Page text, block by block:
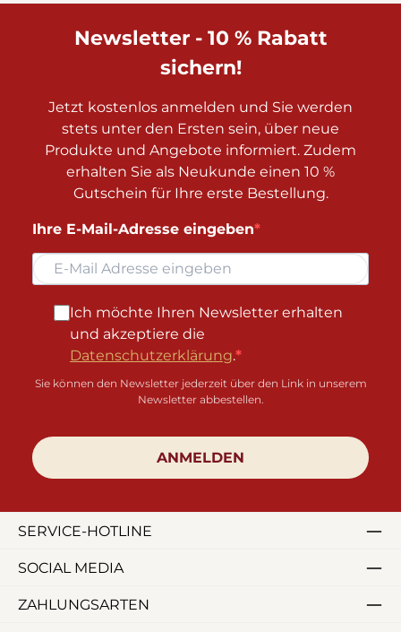
Newsletter - 10 % Rabatt
sichern!
Jetzt kostenlos anmelden und Sie werden
stets unter den Ersten sein, über neue
Produkte und Angebote informiert. Zudem
erhalten Sie als Neukunde einen 10 %
Gutschein für Ihre erste Bestellung.
Ihre E-Mail-Adresse eingeben
Ich möchte Ihren Newsletter erhalten
und akzeptiere die
Datenschutzerklärung.
Sie können den Newsletter jederzeit über den Link in unserem
Newsletter abbestellen.
ANMELDEN
SERVICE-HOTLINE
SOCIAL MEDIA
ZAHLUNGSARTEN